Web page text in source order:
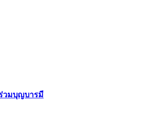
วมบุญบารมี